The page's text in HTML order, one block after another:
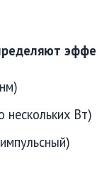
Вт)